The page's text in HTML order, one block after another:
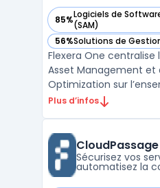
85%Logiciels de
(SAM)
— voir Flexera One dans
56%Solutions de
— voir Flexera One
Flexera One centralise
Asset Management et
Optimization sur
hybride. Les
rencontrent des
et de conformité.
Plus d’infos
Sécurisez vos
automatisez la